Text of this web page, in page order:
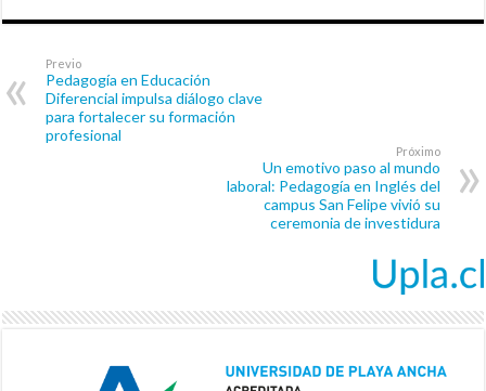
Previo
Pedagogía en Educación
Diferencial impulsa diálogo clave
para fortalecer su formación
profesional
Próximo
Un emotivo paso al mundo
laboral: Pedagogía en Inglés del
campus San Felipe vivió su
ceremonia de investidura